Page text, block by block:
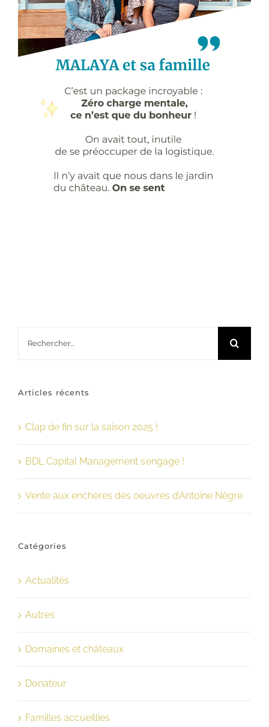
CONTACT
DON & ADHÉSION
Articles récents
Clap de fin sur la saison 2025 !
BDL Capital Management s’engage !
Vente aux enchères des oeuvres d’Antoine Nègre
Catégories
Actualités
Autres
Domaines et châteaux
Donateur
Familles accueillies